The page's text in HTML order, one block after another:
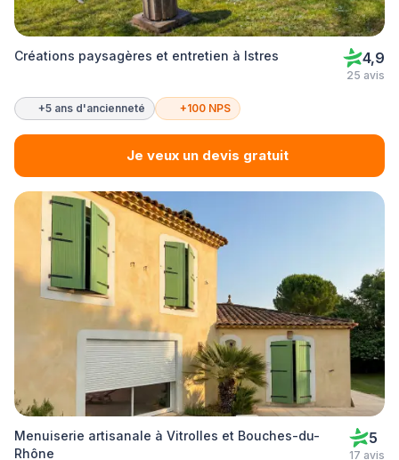
Créations paysagères et entretien à Istres 4,9
25 avis
+5 ans d'ancienneté +100 NPS
Je veux un devis gratuit
Menuiserie artisanale à Vitrolles et Bouches-du-
Rhône
5
17 avis